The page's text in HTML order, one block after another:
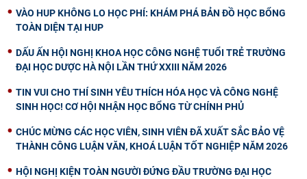
VÀO HUP KHÔNG LO HỌC PHÍ: KHÁM PHÁ BẢN ĐỒ HỌC BỔNG
TOÀN DIỆN TẠI HUP
DẤU ẤN HỘI NGHỊ KHOA HỌC CÔNG NGHỆ TUỔI TRẺ TRƯỜNG
ĐẠI HỌC DƯỢC HÀ NỘI LẦN THỨ XXIII NĂM 2026
TIN VUI CHO THÍ SINH YÊU THÍCH HÓA HỌC VÀ CÔNG NGHỆ
SINH HỌC! CƠ HỘI NHẬN HỌC BỔNG TỪ CHÍNH PHỦ
CHÚC MỪNG CÁC HỌC VIÊN, SINH VIÊN ĐÃ XUẤT SẮC BẢO VỆ
THÀNH CÔNG LUẬN VĂN, KHOÁ LUẬN TỐT NGHIỆP NĂM 2026
HỘI NGHỊ KIỆN TOÀN NGƯỜI ĐỨNG ĐẦU TRƯỜNG ĐẠI HỌC